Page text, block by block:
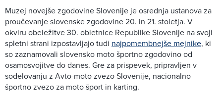
Muzej novejše zgodovine Slovenije je osrednja ustanova za
proučevanje slovenske zgodovine 20. in 21. stoletja. V
okviru obeležitve 30. obletnice Republike Slovenije na svoji
spletni strani izpostavljajo tudi najpomembnejše mejnike, ki
so zaznamovali slovensko moto športno zgodovino od
osamosvojitve do danes. Gre za prispevek, pripravljen v
sodelovanju z Avto-moto zvezo Slovenije, nacionalno
športno zvezo za moto šport in karting.